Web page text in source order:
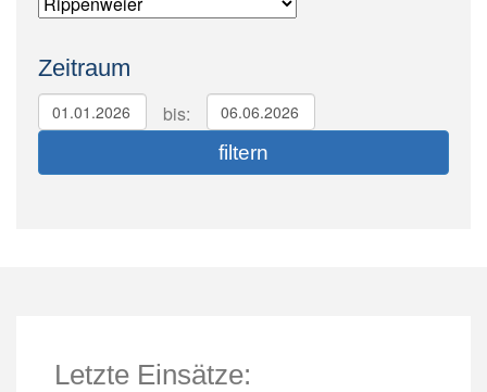
Zeitraum
bis:
Letzte Einsätze: